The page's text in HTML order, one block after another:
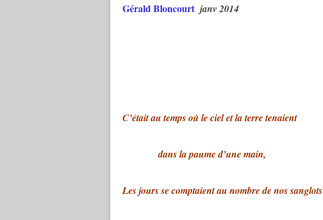
Gérald Bloncourt janv 2014
C’était au temps où le ciel et la terre tenaient
dans la paume d’une main,
Les jours se comptaient au nombre de nos sanglots